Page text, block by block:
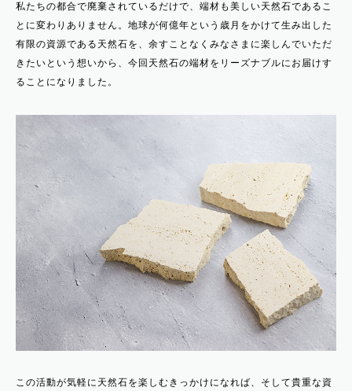
私たちの都合で廃棄されているだけで、端材も美しい天然石であるこ
とに変わりありません。地球が何億年という歳月をかけて生み出した
有限の資源である天然石を、余すことなくみなさまに楽しんでいただ
きたいという想いから、今回天然石の端材をリーズナブルにお届けす
ることになりました。
この活動が気軽に天然石を楽しむきっかけになれば、そして貴重な資